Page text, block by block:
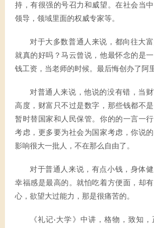
持，有很强的号召力和威望。在社会当
领导，领域里面的权威专家等。
对于大多数普通人来说，都向往大
就真的好吗？马云曾说，他最怀念的是
钱工资，当老师的时候。最后悔创办了阿
对普通人来说，他说的没有错，当
高度，财富只不过是数字，那些钱都不
暂时替国家和人民保管。你的的一言一
考虑，更多要为社会为国家考虑，你说
影响很大一批人，不在那么自由了。
对于普通人来说，有点小钱，身体健
幸福感是最高的。就怕吃着方便面，却
心，欲望大过能力，那是很痛苦的。
《礼记·大学》中讲，格物，致知